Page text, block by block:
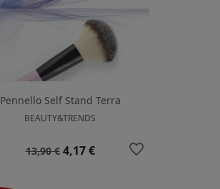
Pennello Self Stand Terra
BEAUTY&TRENDS
Prezzo
13,90 € Prezzo
4,17 € favorite_border